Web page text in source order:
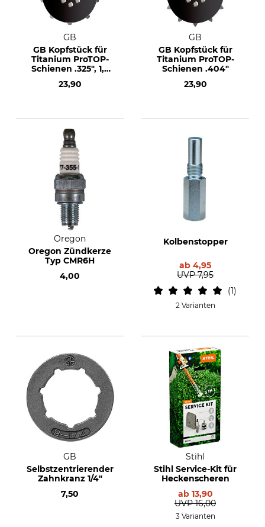
GB
GB Kopfstück für
Titanium ProTOP-
Schienen .325", 1,5
23,90
GB
GB Kopfstück für
Titanium ProTOP-
Schienen .404"
23,90
Oregon
Oregon Zündkerze
Typ CMR6H
4,00
Kolbenstopper
ab 4,95
UVP 7,95
1
2 Varianten
GB
Selbstzentrierender
Zahnkranz 1/4"
7,50
Stihl
Stihl Service-Kit für
Heckenscheren
ab 13,90
UVP 16,00
3 Varianten